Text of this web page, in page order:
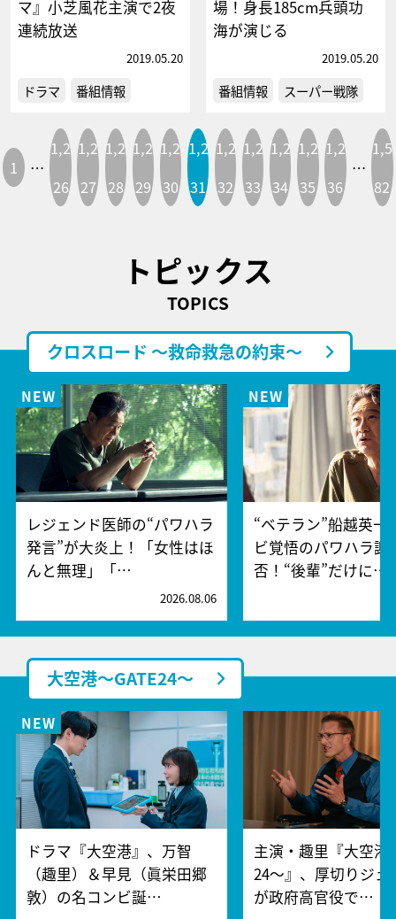
マ』小芝風花主演で2夜
連続放送
2019.05.20
ドラマ 番組情報
場！身長185cm兵頭功
海が演じる
2019.05.20
番組情報 スーパー戦隊
1 …
1,2
26
1,2
27
1,2
28
1,2
29
1,2
30
1,2
31
1,2
32
1,2
33
1,2
34
1,2
35
1,2
36
…
1,5
82
トピックス
TOPICS
クロスロード ～救命救急の約束～
レジェンド医師の“パワハラ
発言”が大炎上！「女性はほ
んと無理」「…
2026.08.06
“ベテラン”船越英一
ビ覚悟のパワハラ謝
否！“後輩”だけに…
大空港～GATE24～
ドラマ『大空港』、万智
（趣里）＆早見（眞栄田郷
敦）の名コンビ誕…
主演・趣里『大空港
24～』、厚切りジェ
が政府高官役で…